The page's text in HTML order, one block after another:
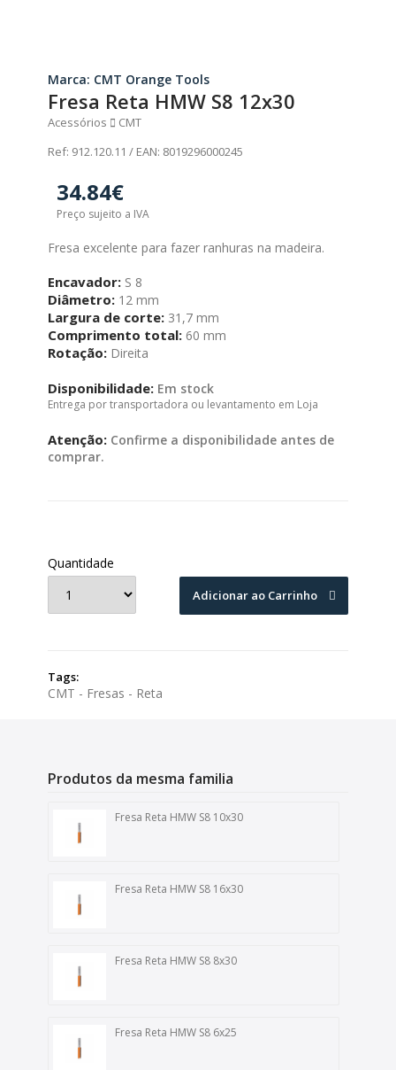
Marca: CMT Orange Tools
Fresa Reta HMW S8 12x30
Acessórios
CMT
Ref: 912.120.11 / EAN: 8019296000245
34.84€
Preço sujeito a IVA
Fresa excelente para fazer ranhuras na madeira.
Encavador: S 8
Diâmetro: 12 mm
Largura de corte: 31,7 mm
Comprimento total: 60 mm
Rotação: Direita
Disponibilidade: Em stock
Entrega por transportadora ou levantamento em Loja
Atenção: Confirme a disponibilidade antes de
comprar.
Quantidade
Adicionar ao Carrinho
Tags:
CMT - Fresas - Reta
Produtos da mesma familia
Fresa Reta HMW S8 10x30
Fresa Reta HMW S8 16x30
Fresa Reta HMW S8 8x30
Fresa Reta HMW S8 6x25